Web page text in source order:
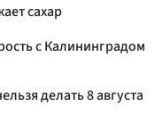
сахар
с Калининградом
делать 8 августа